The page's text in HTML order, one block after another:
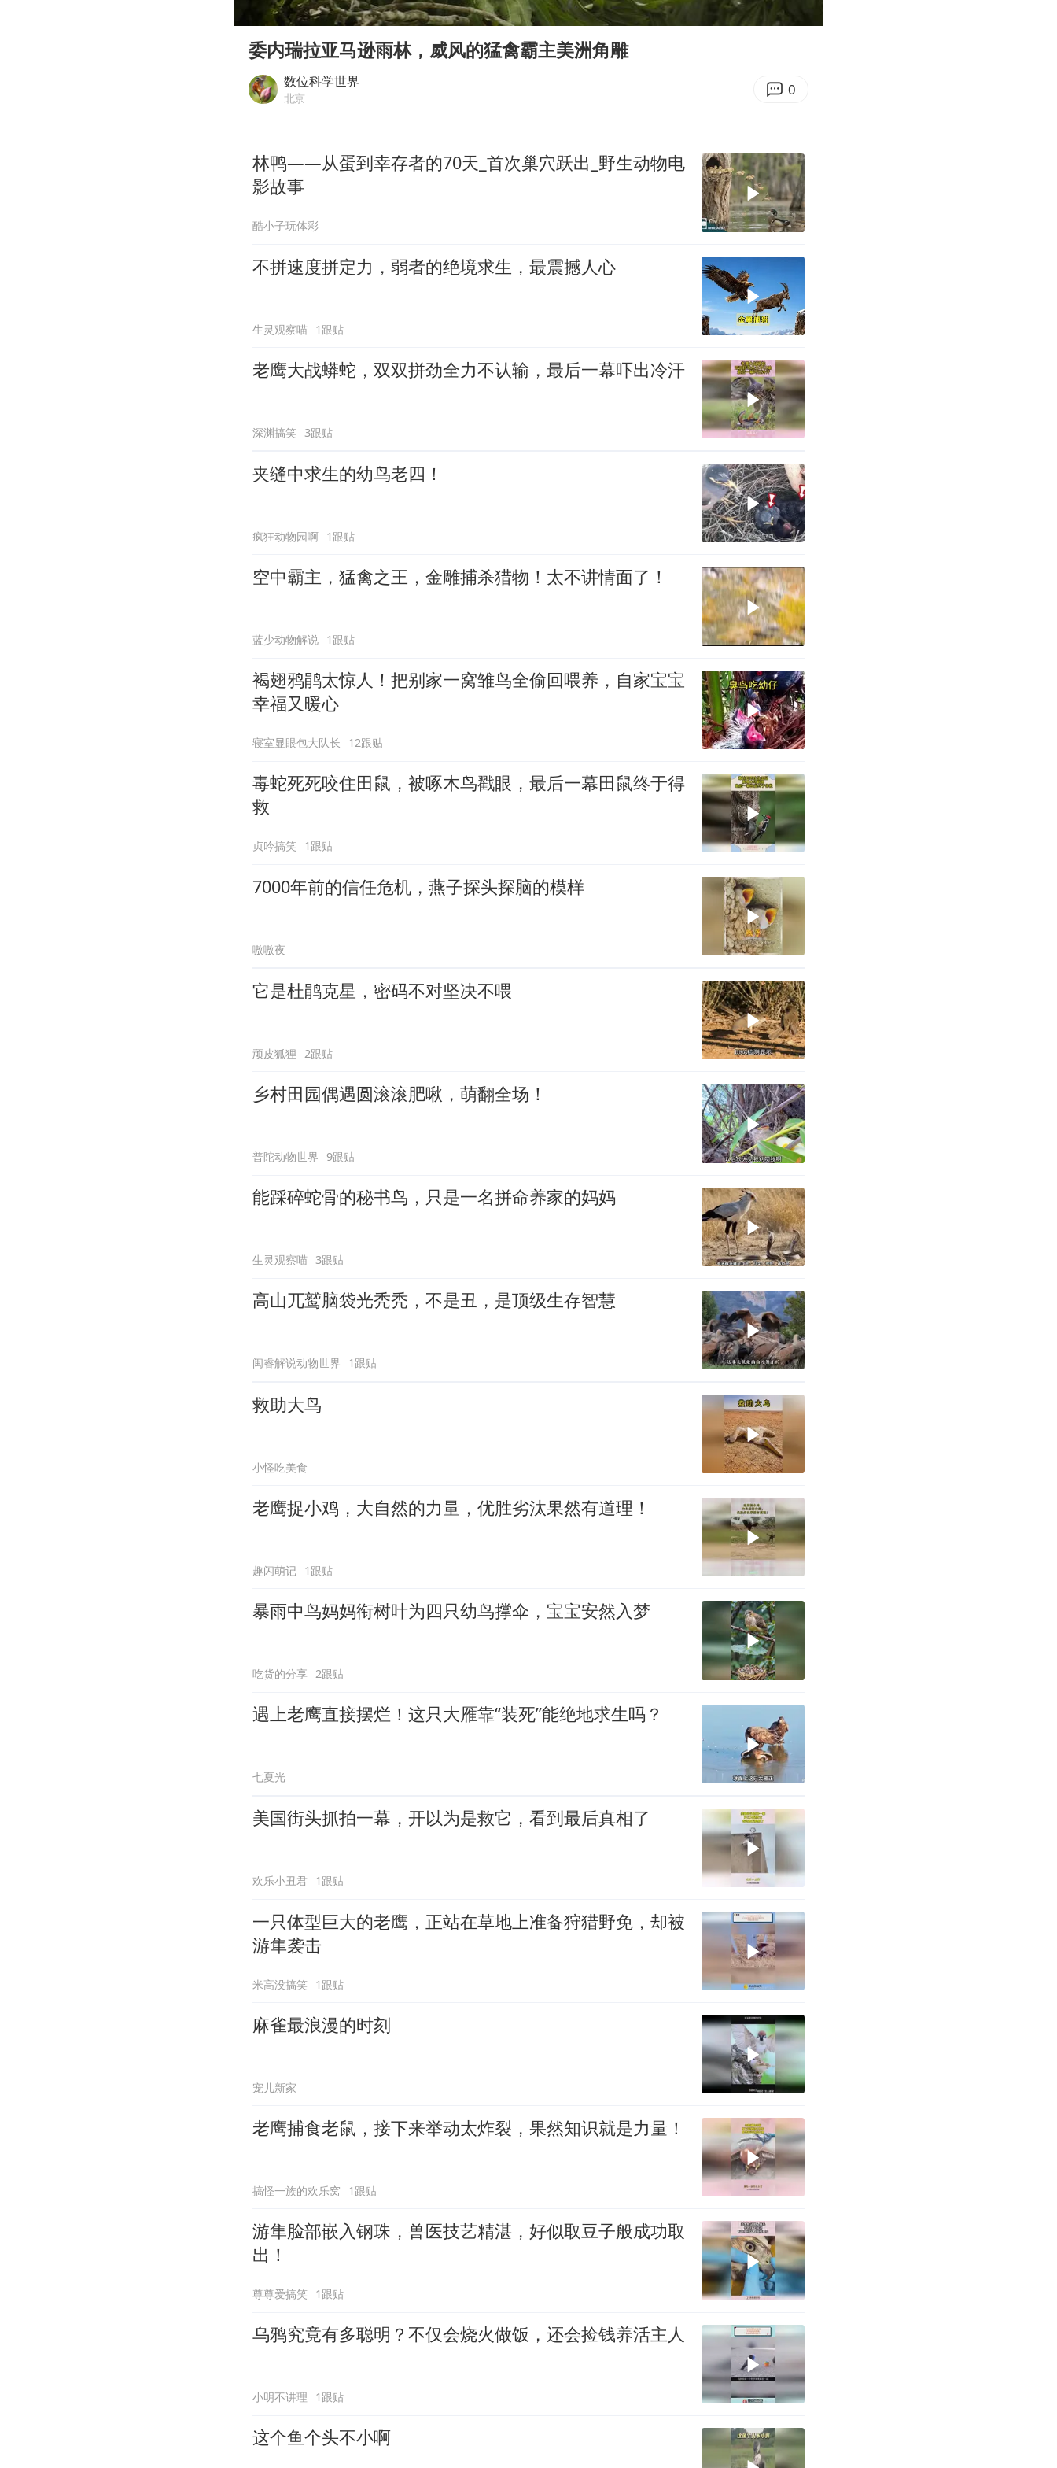
胡彦斌获《歌手2026》歌王
日本试射“战斧”导弹，国防部回应
夯实基础开新局
00:00 03:39
委内瑞拉亚马逊雨林，威风的猛禽霸主美洲角雕
数位科学世界
北京 0
林鸭——从蛋到幸存者的70天_首次巢穴跃出_野生动物电
影故事
酷小子玩体彩
不拼速度拼定力，弱者的绝境求生，最震撼人心
生灵观察喵 1跟贴
老鹰大战蟒蛇，双双拼劲全力不认输，最后一幕吓出冷汗
深渊搞笑 3跟贴
夹缝中求生的幼鸟老四！
疯狂动物园啊 1跟贴
空中霸主，猛禽之王，金雕捕杀猎物！太不讲情面了！
蓝少动物解说 1跟贴
褐翅鸦鹃太惊人！把别家一窝雏鸟全偷回喂养，自家宝宝
幸福又暖心
寝室显眼包大队长 12跟贴
毒蛇死死咬住田鼠，被啄木鸟戳眼，最后一幕田鼠终于得
救
贞吟搞笑 1跟贴
7000年前的信任危机，燕子探头探脑的模样
嗷嗷夜
它是杜鹃克星，密码不对坚决不喂
顽皮狐狸 2跟贴
乡村田园偶遇圆滚滚肥啾，萌翻全场！
普陀动物世界 9跟贴
能踩碎蛇骨的秘书鸟，只是一名拼命养家的妈妈
生灵观察喵 3跟贴
高山兀鹫脑袋光秃秃，不是丑，是顶级生存智慧
闽睿解说动物世界 1跟贴
救助大鸟
小怪吃美食
老鹰捉小鸡，大自然的力量，优胜劣汰果然有道理！
趣闪萌记 1跟贴
暴雨中鸟妈妈衔树叶为四只幼鸟撑伞，宝宝安然入梦
吃货的分享 2跟贴
遇上老鹰直接摆烂！这只大雁靠“装死”能绝地求生吗？
七夏光
美国街头抓拍一幕，开以为是救它，看到最后真相了
欢乐小丑君 1跟贴
一只体型巨大的老鹰，正站在草地上准备狩猎野免，却被
游隼袭击
米高没搞笑 1跟贴
麻雀最浪漫的时刻
宠儿新家
老鹰捕食老鼠，接下来举动太炸裂，果然知识就是力量！
搞怪一族的欢乐窝 1跟贴
游隼脸部嵌入钢珠，兽医技艺精湛，好似取豆子般成功取
出！
尊尊爱搞笑 1跟贴
乌鸦究竟有多聪明？不仅会烧火做饭，还会捡钱养活主人
小明不讲理 1跟贴
这个鱼个头不小啊